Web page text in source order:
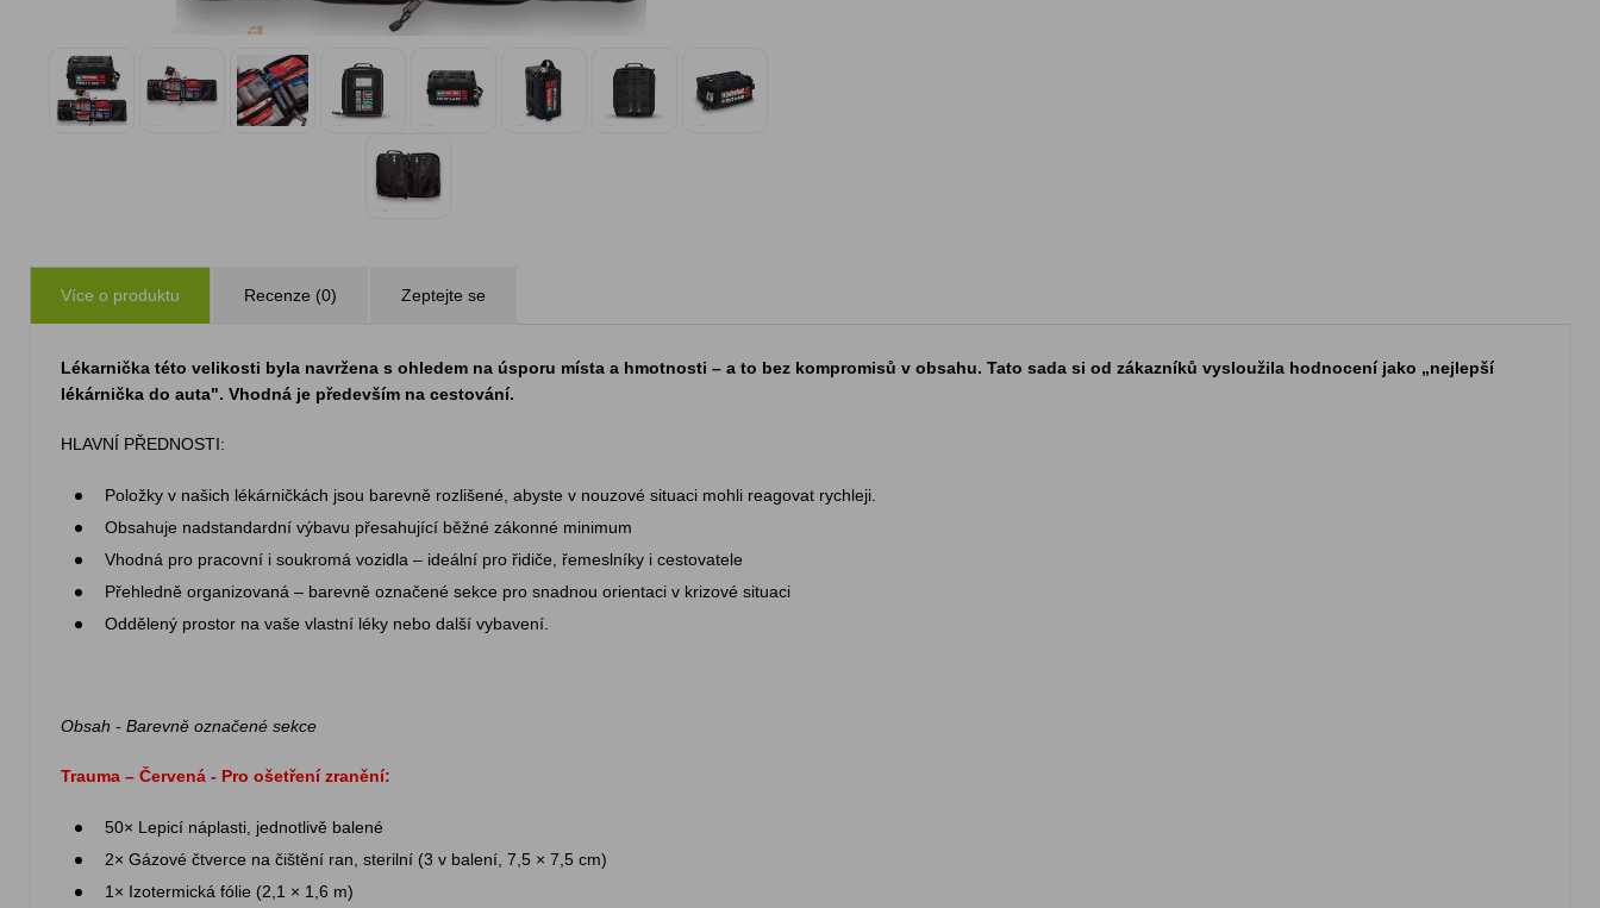
Více o produktu Recenze (0) Zeptejte se
Lékarnička této velikosti byla navržena s ohledem na úsporu místa a hmotnosti – a to bez kompromisů v obsahu. Tato sada si od zákazníků vysloužila hodnocení jako „nejlepší
lékárnička do auta". Vhodná je především na cestování.
HLAVNÍ PŘEDNOSTI:
Položky v našich lékárničkách jsou barevně rozlišené, abyste v nouzové situaci mohli reagovat rychleji.
Obsahuje nadstandardní výbavu přesahující běžné zákonné minimum
Vhodná pro pracovní i soukromá vozidla – ideální pro řidiče, řemeslníky i cestovatele
Přehledně organizovaná – barevně označené sekce pro snadnou orientaci v krizové situaci
Oddělený prostor na vaše vlastní léky nebo další vybavení.
Obsah - Barevně označené sekce
Trauma – Červená - Pro ošetření zranění:
50× Lepicí náplasti, jednotlivě balené
2× Gázové čtverce na čištění ran, sterilní (3 v balení, 7,5 × 7,5 cm)
1× Izotermická fólie (2,1 × 1,6 m)